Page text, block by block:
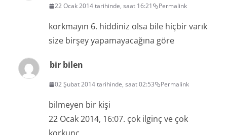
22 Ocak 2014 tarihinde, saat 16:21 Permalink
korkmayın 6. hiddiniz olsa bile hiçbir varık
size birşey yapamayacağına göre
bir bilen
02 Şubat 2014 tarihinde, saat 02:53 Permalink
bilmeyen bir kişi
22 Ocak 2014, 16:07. çok ilginç ve çok